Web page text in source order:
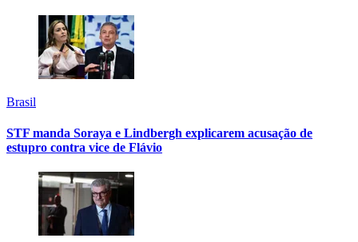
Brasil
STF manda Soraya e Lindbergh explicarem acusação de
estupro contra vice de Flávio